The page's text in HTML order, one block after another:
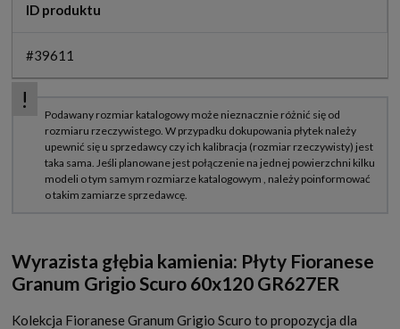
ID produktu
#39611
Wyrazista głębia kamienia: Płyty Fioranese
Granum Grigio Scuro 60x120 GR627ER
Kolekcja Fioranese Granum Grigio Scuro to propozycja dla